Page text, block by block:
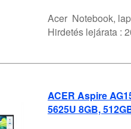
Acer Notebook,
Hirdetés lejárata :
ACER Aspire
5625U 8GB,